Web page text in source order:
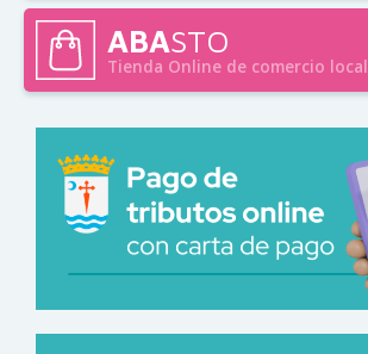
ABASTO
Tienda Online de comercio local